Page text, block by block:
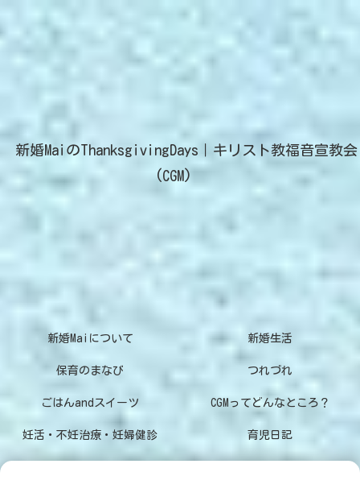
新婚MaiのThanksgivingDays｜キリスト教福音宣教会
(CGM)
新婚Maiについて 新婚生活
保育のまなび つれづれ
ごはんandスイーツ CGMってどんなところ？
妊活・不妊治療・妊婦健診 育児日記